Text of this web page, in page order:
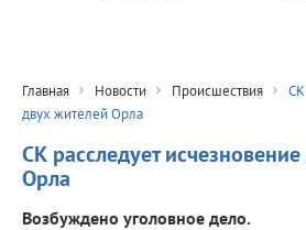
Главная Новости Происшествия
СК
двух жителей Орла
СК расследует
Орла
Возбуждено уголовное дело.